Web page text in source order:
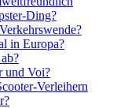
Ding?
in Europa?
und Voi?
Verleihern